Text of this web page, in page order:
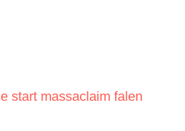
start massaclaim falen